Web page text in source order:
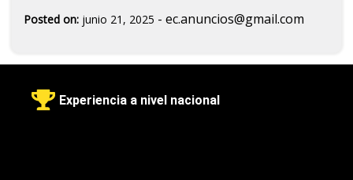
Posted on: junio 21, 2025 - ec.anuncios@gmail.com
Experiencia a nivel nacional